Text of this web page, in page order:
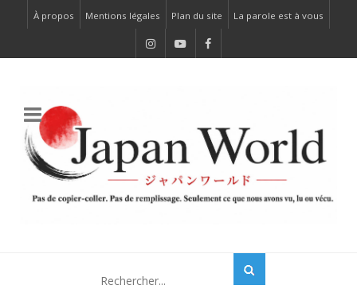
À propos Mentions légales Plan du site La parole est à vous